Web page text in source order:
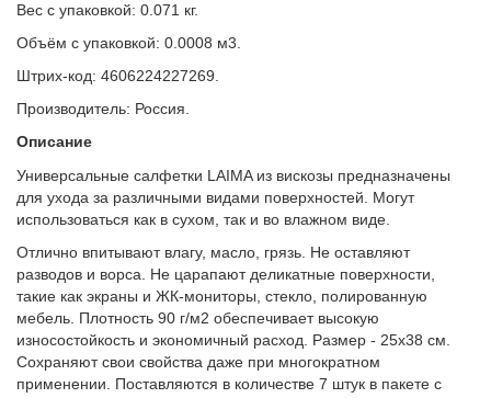
Вес с упаковкой: 0.071 кг.
Объём с упаковкой: 0.0008 м3.
Штрих-код: 4606224227269.
Производитель: Россия.
Описание
Универсальные салфетки LAIMA из вискозы предназначены
для ухода за различными видами поверхностей. Могут
использоваться как в сухом, так и во влажном виде.
Отлично впитывают влагу, масло, грязь. Не оставляют
разводов и ворса. Не царапают деликатные поверхности,
такие как экраны и ЖК-мониторы, стекло, полированную
мебель. Плотность 90 г/м2 обеспечивает высокую
износостойкость и экономичный расход. Размер - 25х38 см.
Сохраняют свои свойства даже при многократном
применении. Поставляются в количестве 7 штук в пакете с